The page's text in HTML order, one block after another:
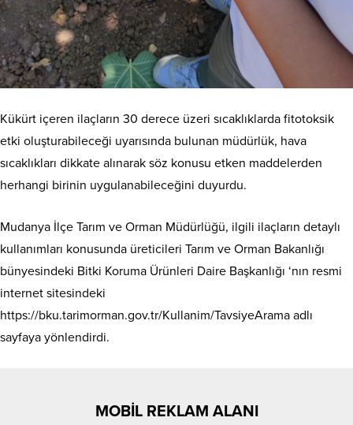
Kükürt içeren ilaçların 30 derece üzeri sıcaklıklarda fitotoksik
etki oluşturabileceği uyarısında bulunan müdürlük, hava
sıcaklıkları dikkate alınarak söz konusu etken maddelerden
herhangi birinin uygulanabileceğini duyurdu.
Mudanya İlçe Tarım ve Orman Müdürlüğü, ilgili ilaçların detaylı
kullanımları konusunda üreticileri Tarım ve Orman Bakanlığı
bünyesindeki Bitki Koruma Ürünleri Daire Başkanlığı ‘nın resmi
internet sitesindeki
https://bku.tarimorman.gov.tr/Kullanim/TavsiyeArama adlı
sayfaya yönlendirdi.
MOBİL REKLAM ALANI